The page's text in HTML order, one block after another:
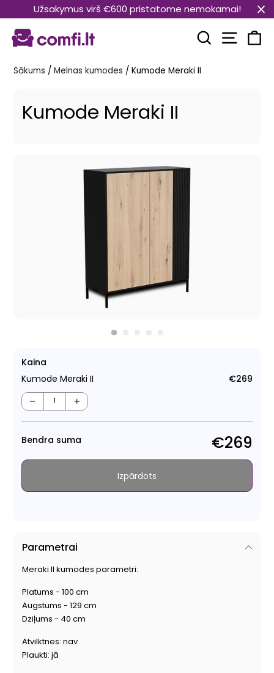
uz
saturu
Užsakymus virš €600 pristatome nemokamai!
Meklēt
Sākums / Melnas kumodes / Kumode Meraki II
Kumode Meraki II
Kaina
Kumode Meraki II
€269
− +
Bendra suma €269
Izpārdots
Parametrai
Meraki II kumodes parametri:
Platums - 100 cm
Augstums - 129 cm
Dziļums - 40 cm
Atvilktnes: nav
Plaukti: jā